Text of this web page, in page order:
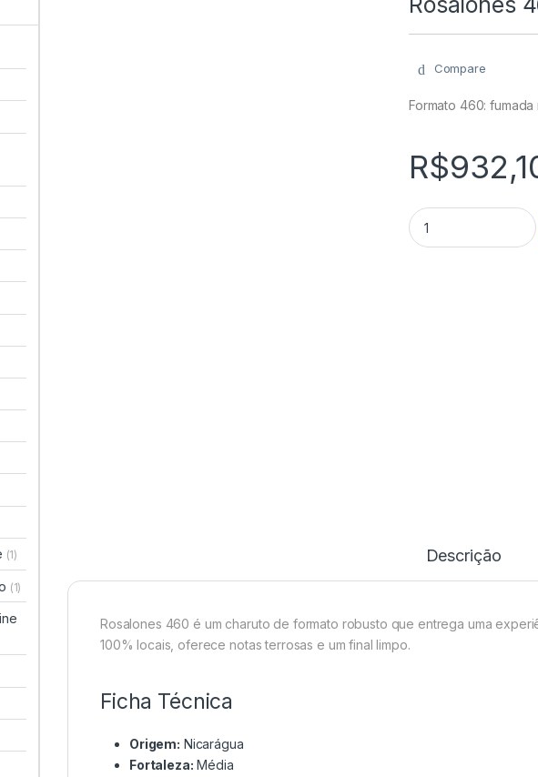
Compare
Formato 460:
R$
Rosalones 460
Descrição
Rosalones 460 é um charuto de formato robusto que entrega uma
100% locais, oferece notas terrosas e um final limpo.
Ficha Técnica
Origem: Nicarágua
Fortaleza: Média
(1)
(1)